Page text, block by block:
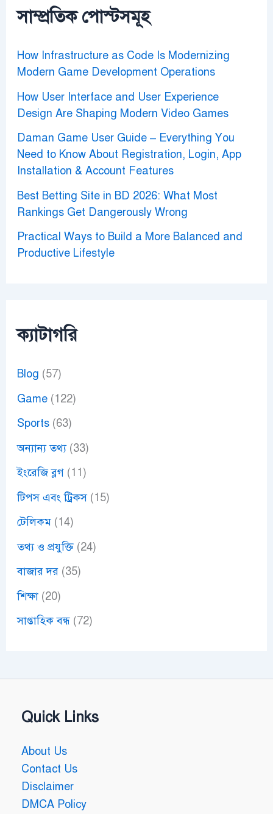
o
r
সাম্প্রতিক পোস্টসমূহ
How Infrastructure as Code Is Modernizing
Modern Game Development Operations
How User Interface and User Experience
Design Are Shaping Modern Video Games
Daman Game User Guide – Everything You
Need to Know About Registration, Login, App
Installation & Account Features
Best Betting Site in BD 2026: What Most
Rankings Get Dangerously Wrong
Practical Ways to Build a More Balanced and
Productive Lifestyle
ক্যাটাগরি
Blog (57)
Game(122)
Sports(63)
অন্যান্য তথ্য(33)
ইংরেজি ব্লগ(11)
টিপস এবং ট্রিকস(15)
টেলিকম(14)
তথ্য ও প্রযুক্তি(24)
বাজার দর(35)
শিক্ষা(20)
সাপ্তাহিক বন্ধ(72)
Quick Links
About Us
Contact Us
Disclaimer
DMCA Policy